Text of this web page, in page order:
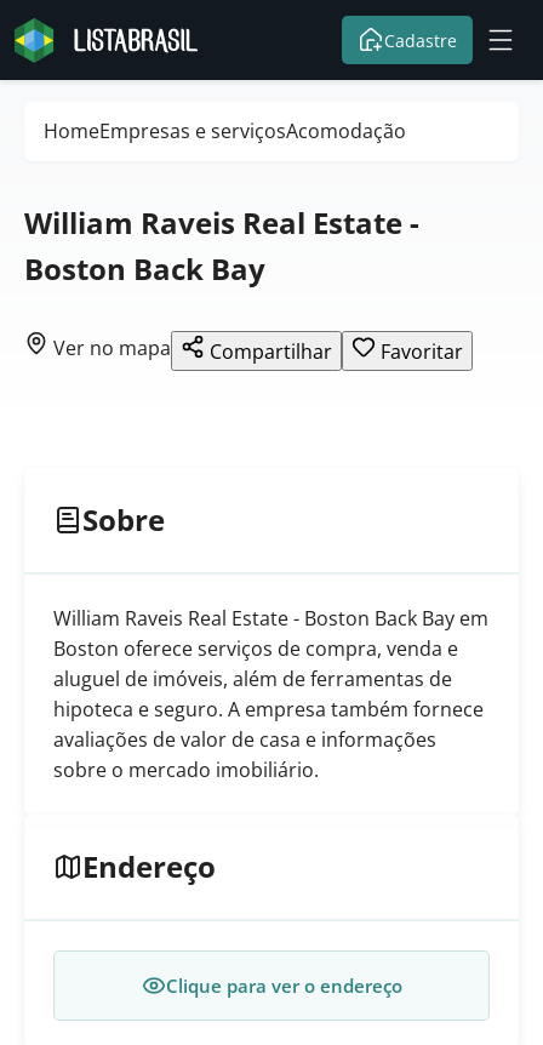
Cadastre
HomeEmpresas e serviçosAcomodação
William Raveis Real Estate -
Boston Back Bay
Ver no mapa Compartilhar Favoritar
Sobre
William Raveis Real Estate - Boston Back Bay em
Boston oferece serviços de compra, venda e
aluguel de imóveis, além de ferramentas de
hipoteca e seguro. A empresa também fornece
avaliações de valor de casa e informações
sobre o mercado imobiliário.
Endereço
Clique para ver o endereço